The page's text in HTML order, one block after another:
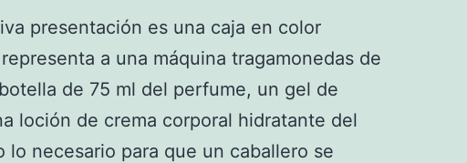
presentación es una caja en color
a una máquina tragamonedas de
de 75 ml del perfume, un gel de
loción de crema corporal hidratante del
lo necesario para que un caballero se